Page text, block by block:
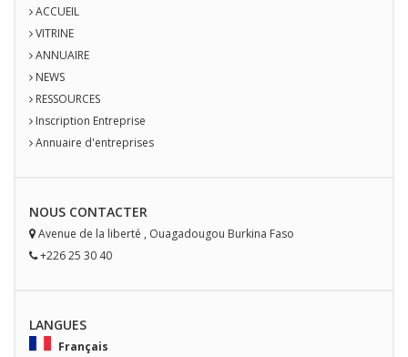
ACCUEIL
VITRINE
ANNUAIRE
NEWS
RESSOURCES
Inscription Entreprise
Annuaire d'entreprises
NOUS CONTACTER
Avenue de la liberté , Ouagadougou Burkina Faso
+226 25 30 40
LANGUES
Français